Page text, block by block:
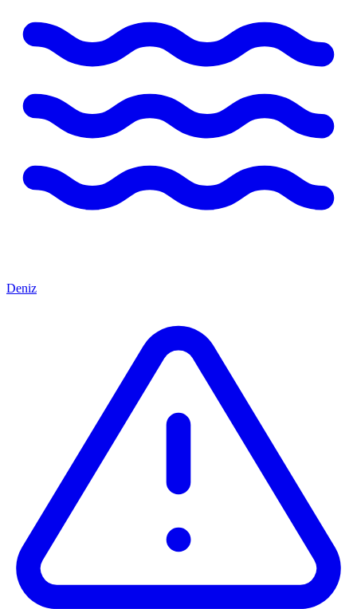
Deniz